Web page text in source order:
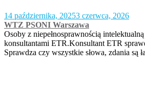
14 października, 20253 czerwca, 2026
WTZ PSONI Warszawa
Osoby z niepełnosprawnością
konsultantami ETR.Konsultant ETR
Sprawdza czy wszystkie słowa, zdania są